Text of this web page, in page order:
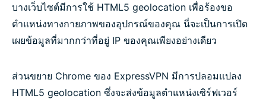
บางเว็บไซต์มีการใช้ HTML5 geolocation เพื่อร้องขอ
ตำแหน่งทางกายภาพของอุปกรณ์ของคุณ นี่จะเป็นการเปิด
เผยข้อมูลที่มากกว่าที่อยู่ IP ของคุณเพียงอย่างเดียว
ส่วนขยาย Chrome ของ ExpressVPN มีการปลอมแปลง
HTML5 geolocation ซึ่งจะส่งข้อมูลตำแหน่งเซิร์ฟเวอร์